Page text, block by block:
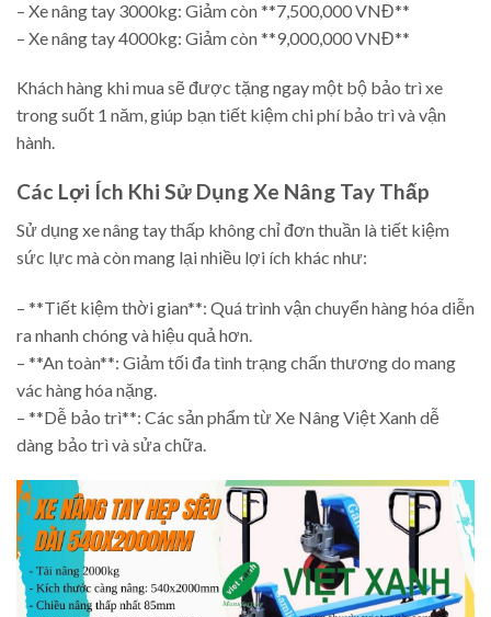
– Xe nâng tay 3000kg: Giảm còn **7,500,000 VNĐ**
– Xe nâng tay 4000kg: Giảm còn **9,000,000 VNĐ**
Khách hàng khi mua sẽ được tặng ngay một bộ bảo trì xe
trong suốt 1 năm, giúp bạn tiết kiệm chi phí bảo trì và vận
hành.
Các Lợi Ích Khi Sử Dụng Xe Nâng Tay Thấp
Sử dụng xe nâng tay thấp không chỉ đơn thuần là tiết kiệm
sức lực mà còn mang lại nhiều lợi ích khác như:
– **Tiết kiệm thời gian**: Quá trình vận chuyển hàng hóa diễn
ra nhanh chóng và hiệu quả hơn.
– **An toàn**: Giảm tối đa tình trạng chấn thương do mang
vác hàng hóa nặng.
– **Dễ bảo trì**: Các sản phẩm từ Xe Nâng Việt Xanh dễ
dàng bảo trì và sửa chữa.